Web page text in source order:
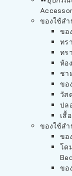
ของใช้สำ
ขอ
ทร
ทร
ห้อ
ชา
ขอ
วัส
ปล
เสื้
ของใช้สำ
ขอ
โด
ขอ